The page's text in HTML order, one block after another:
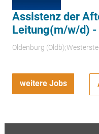
Assistenz der
Leitung(m/w/d) -
Oldenburg
weitere Jobs